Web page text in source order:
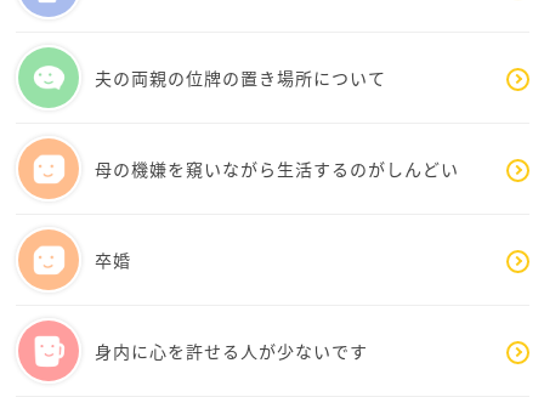
それでも、お母様とちゃんとコミュニケーションを取
ろうとする、ネユリさんはとても優しい娘さんだと思
いました。
母娘とはいえ、距離感を保った方が良いときが
これからも増えて来るかもしれません。
どうぞ今のまま、優しいネユリさんでいてください
夫の両親の位牌の置き場所について
母の機嫌を窺いながら生活するのがしんどい
卒婚
身内に心を許せる人が少ないです